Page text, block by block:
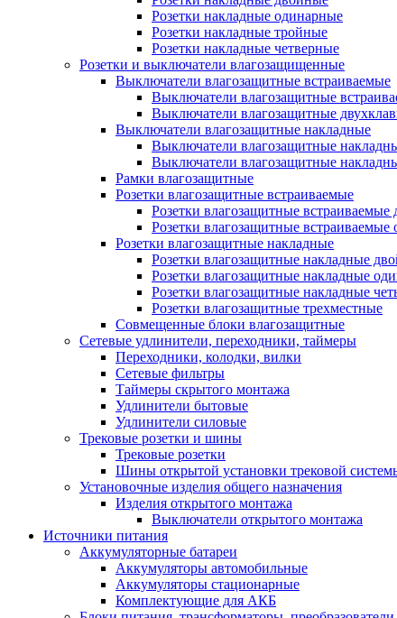
Розетки накладные одинарные
Розетки накладные тройные
Розетки накладные четверные
Розетки и выключатели влагозащищенные
Выключатели влагозащитные встраиваемые
Выключатели влагозащитные
Выключатели влагозащитные
Выключатели влагозащитные накладные
Выключатели влагозащитные
Выключатели влагозащитные
Рамки влагозащитные
Розетки влагозащитные встраиваемые
Розетки влагозащитные встраиваемые
Розетки влагозащитные встраиваемые
Розетки влагозащитные накладные
Розетки влагозащитные накладные
Розетки влагозащитные накладные
Розетки влагозащитные накладные
Розетки влагозащитные трехместные
Совмещенные блоки влагозащитные
Сетевые удлинители, переходники, таймеры
Переходники, колодки, вилки
Сетевые фильтры
Таймеры скрытого монтажа
Удлинители бытовые
Удлинители силовые
Трековые розетки и шины
Трековые розетки
Шины открытой установки трековой
Установочные изделия общего назначения
Изделия открытого монтажа
Выключатели открытого монтажа
Источники питания
Аккумуляторные батареи
Аккумуляторы автомобильные
Аккумуляторы стационарные
Комплектующие для АКБ